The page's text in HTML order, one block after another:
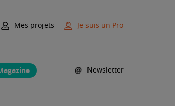
Mes projets Je suis un Pro
Newsletter